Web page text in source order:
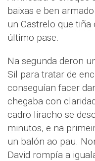
baixas e ben
un Castrelo que
último pase.
Na segunda deron
Sil para tratar de
conseguían facer
chegaba con
cadro liracho se
minutos, e na
un balón ao pau.
David rompía a